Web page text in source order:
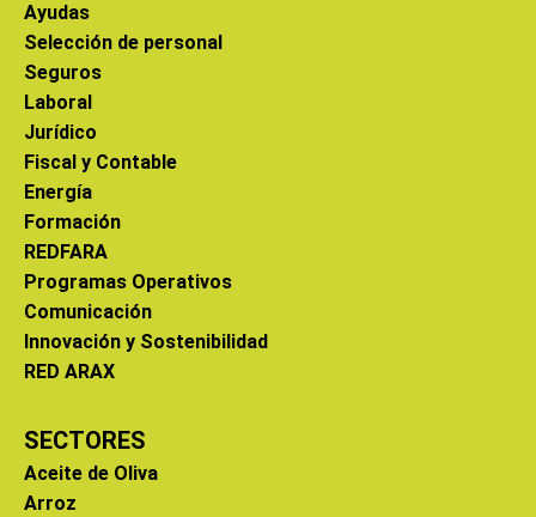
Ayudas
Selección de personal
Seguros
Laboral
Jurídico
Fiscal y Contable
Energía
Formación
REDFARA
Programas Operativos
Comunicación
Innovación y Sostenibilidad
RED ARAX
SECTORES
Aceite de Oliva
Arroz